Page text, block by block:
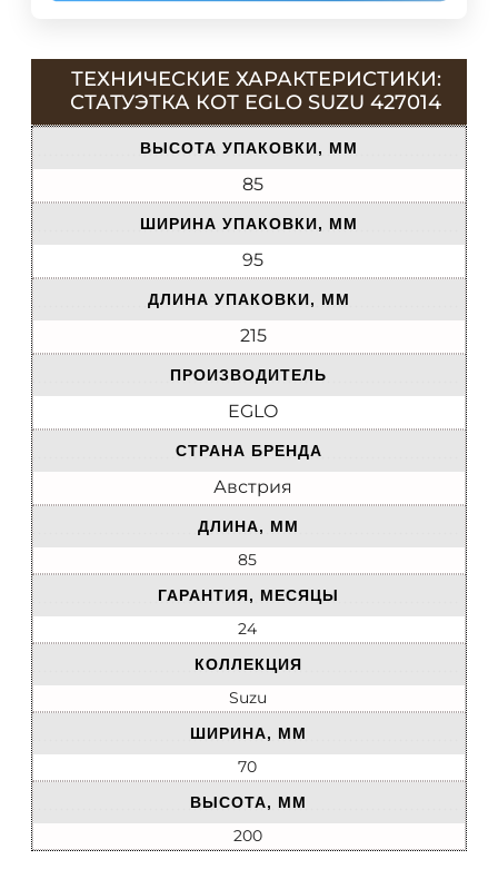
ТЕХНИЧЕСКИЕ ХАРАКТЕРИСТИКИ:
СТАТУЭТКА КОТ EGLO SUZU 427014
ВЫСОТА УПАКОВКИ, ММ
85
ШИРИНА УПАКОВКИ, ММ
95
ДЛИНА УПАКОВКИ, ММ
215
ПРОИЗВОДИТЕЛЬ
EGLO
СТРАНА БРЕНДА
Австрия
ДЛИНА, ММ
85
ГАРАНТИЯ, МЕСЯЦЫ
24
КОЛЛЕКЦИЯ
Suzu
ШИРИНА, ММ
70
ВЫСОТА, ММ
200